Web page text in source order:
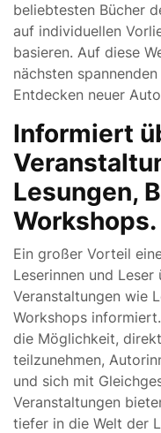
beliebtesten Bücher
auf individuellen
basieren. Auf diese
nächsten
Entdecken neuer
Informiert
Lesungen,
Workshops.
Ein großer Vorteil
Leserinnen und
Veranstaltungen wie
Workshops
die Möglichkeit,
teilzunehmen,
und sich mit
Veranstaltungen
tiefer in die Welt der